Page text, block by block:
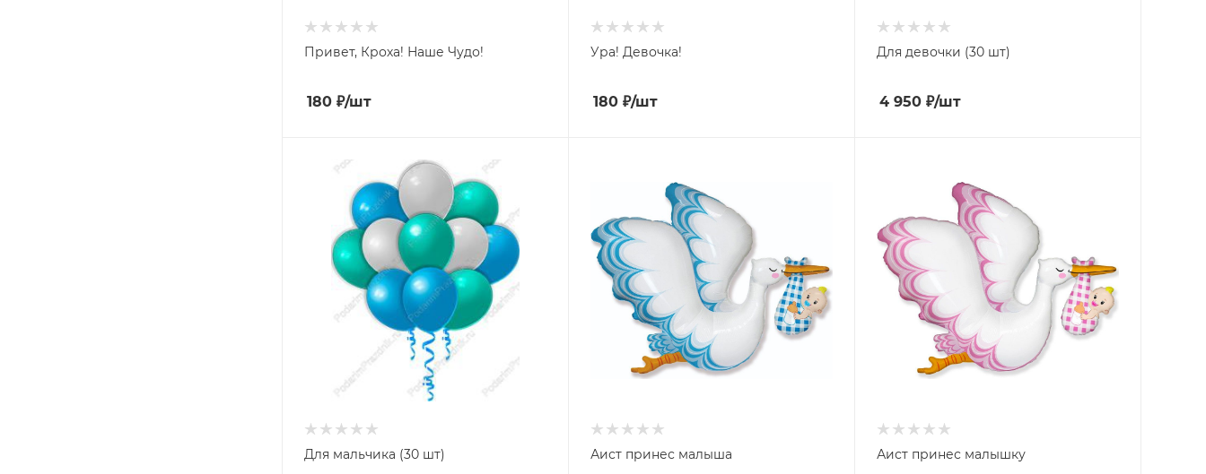
Привет, Кроха! Наше Чудо!
180 ₽/шт
Ура! Девочка!
180₽/шт
Для девочки (30 шт)
4 950₽/шт
Для мальчика (30 шт) Аист принес малыша Аист принес малышку